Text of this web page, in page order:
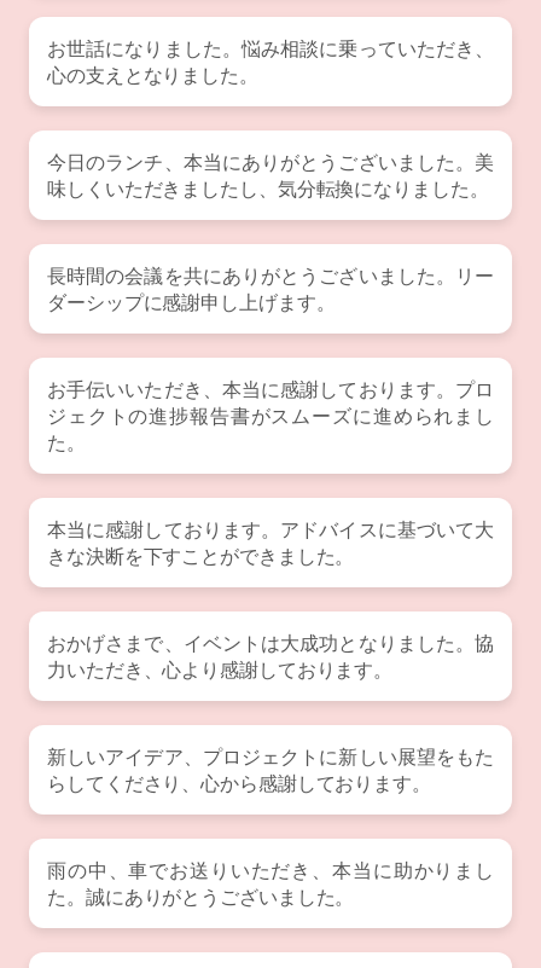
お世話になりました。悩み相談に乗っていただき、
心の支えとなりました。
今日のランチ、本当にありがとうございました。美
味しくいただきましたし、気分転換になりました。
長時間の会議を共にありがとうございました。リー
ダーシップに感謝申し上げます。
お手伝いいただき、本当に感謝しております。プロ
ジェクトの進捗報告書がスムーズに進められまし
た。
本当に感謝しております。アドバイスに基づいて大
きな決断を下すことができました。
おかげさまで、イベントは大成功となりました。協
力いただき、心より感謝しております。
新しいアイデア、プロジェクトに新しい展望をもた
らしてくださり、心から感謝しております。
雨の中、車でお送りいただき、本当に助かりまし
た。誠にありがとうございました。